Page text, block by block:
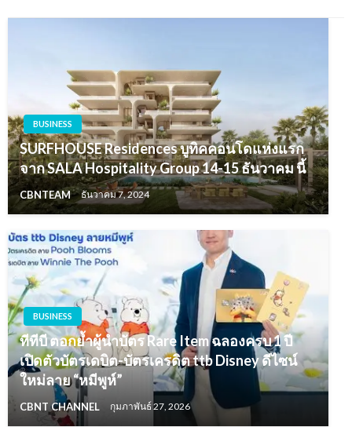
BUSINESS
SURFHOUSE Residences บูทิคคอนโดแห่งแรก
จาก SALA Hospitality Group 14-15 ธันวาคม นี้
CBNTEAM ธันวาคม 7, 2024
BUSINESS
ทีทีบี ตอกย้ำผู้นำบัตร Rare Item ฉลองครบ 1 ปี
เปิดตัวบัตรเดบิต-บัตรเครดิต ttb Disney ดีไซน์
ใหม่ลาย “หมีพูห์”
CBNT CHANNEL กุมภาพันธ์ 27, 2026